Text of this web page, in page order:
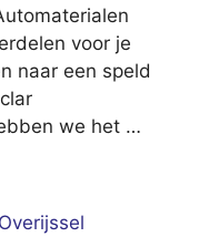
voor je
naar een speld
we het …
Overijssel